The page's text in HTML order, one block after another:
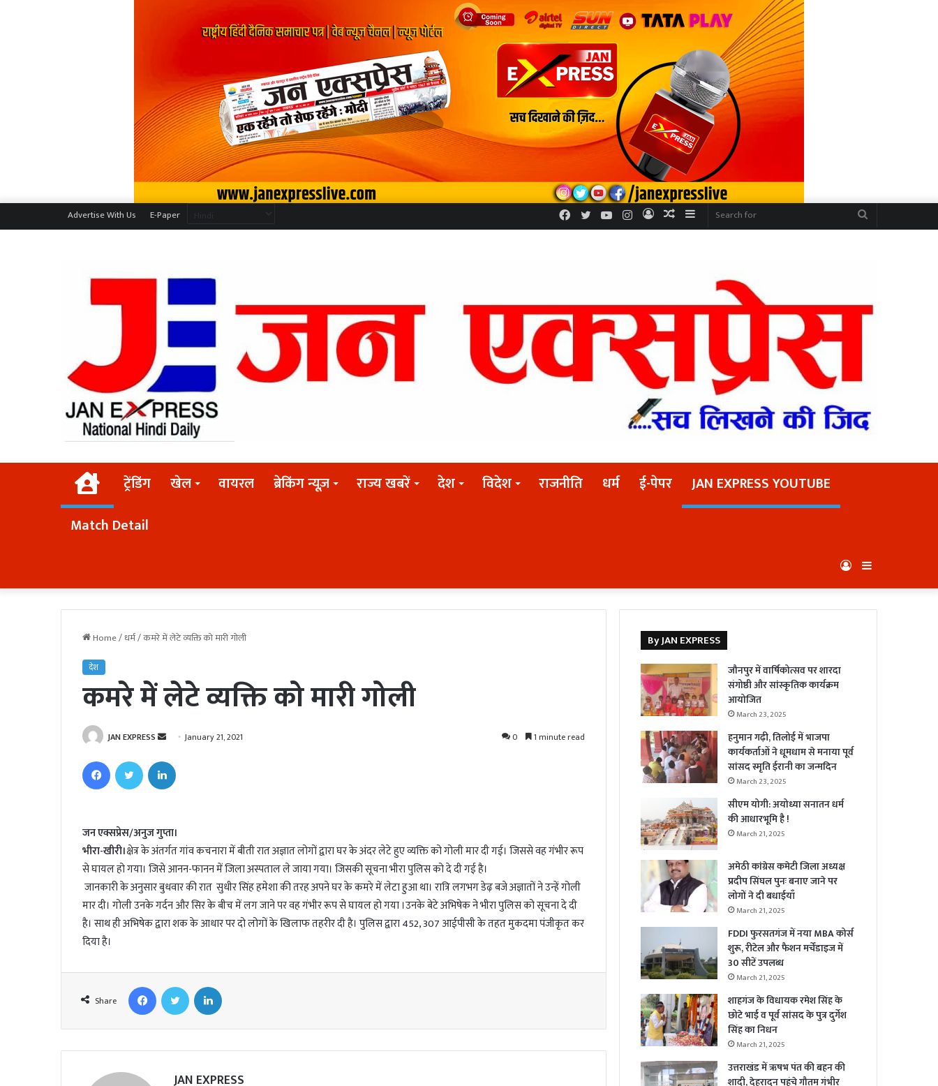
Advertise With Us E-Paper Sidebar
Random
Log
Instagram
YouTube
Twitter
Facebook
Homeट्रेंडिंग खेल वायरल ब्रेकिंग न्यूज़ राज्य खबरें देश विदेश राजनीति धर्म ई-पेपर
JAN EXPRESS YOUTUBE
Match Detail
Log
In
Home/धर्म/कमरे में लेटे व्यक्ति को मारी गोली
देश
कमरे में लेटे व्यक्ति को मारी गोली
JAN EXPRESS
d
e
m
a
i
l
January 21, 2021 0 1 minute read
जन एक्सप्रेस/अनुज गुप्ता।
भीरा-खीरी।क्षेत्र के अंतर्गत गांव कचनारा में बीती रात अज्ञात लोगों द्वारा घर के अंदर लेटे हुए व्यक्ति को गोली मार दी गई। जिससे वह गंभीर रूप
से घायल हो गया। जिसे आनन-फानन में जिला अस्पताल ले जाया गया। जिसकी सूचना भीरा पुलिस को दे दी गई है।
जानकारी के अनुसार बुधवार की रात सुधीर सिंह हमेशा की तरह अपने घर के कमरे में लेटा हुआ था। रात्रि लगभग डेढ़ बजे अज्ञातों ने उन्हें गोली
मार दी। गोली उनके गर्दन और सिर के बीच में लग जाने पर वह गंभीर रूप से घायल हो गया ।उनके बेटे अभिषेक ने भीरा पुलिस को सूचना दे दी
है। साथ ही अभिषेक द्वारा शक के आधार पर दो लोगों के खिलाफ तहरीर दी है। पुलिस द्वारा 452, 307 आईपीसी के तहत मुकदमा पंजीकृत कर
दिया है।
Share
JAN EXPRESS
By JAN EXPRESS
जौनपुर में वार्षिकोत्सव पर शारदा
संगोष्ठी और सांस्कृतिक कार्यक्रम
आयोजित
March 23, 2025
हनुमान गढ़ी, तिलोई में भाजपा
कार्यकर्ताओं ने धूमधाम से मनाया पूर्व
सांसद स्मृति ईरानी का जन्मदिन
March 23, 2025
सीएम योगी: अयोध्या सनातन धर्म
की आधारभूमि है !
March 21, 2025
अमेठी कांग्रेस कमेटी जिला अध्यक्ष
प्रदीप सिंघल पुनः बनाए जाने पर
लोगों ने दी बधाईयाँ
March 21, 2025
FDDI फुरसतगंज में नया MBA कोर्स
शुरू, रीटेल और फैशन मर्चेंडाइज में
30 सीटें उपलब्ध
March 21, 2025
शाहगंज के विधायक रमेश सिंह के
छोटे भाई व पूर्व सांसद के पुत्र दुर्गेश
सिंह का निधन
March 21, 2025
उत्तराखंड में ऋषभ पंत की बहन की
शादी, देहरादून पहुंचे गौतम गंभीर